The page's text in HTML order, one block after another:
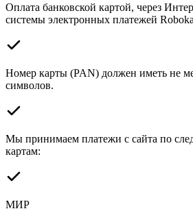
Оплата банковской картой, через
системы электронных платежей
Номер карты (PAN) должен иметь не
символов.
Мы принимаем платежи с сайта по
картам:
МИР